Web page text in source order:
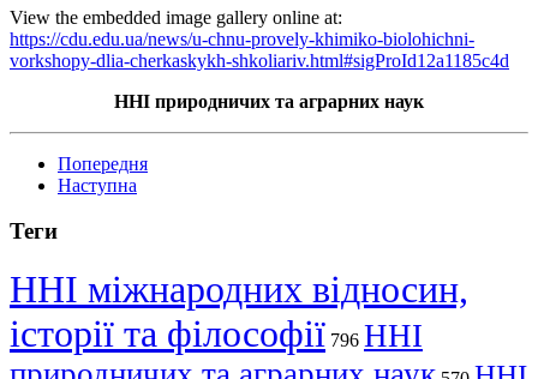
View the embedded image gallery online at:
https://cdu.edu.ua/news/u-chnu-provely-khimiko-biolohichni-
vorkshopy-dlia-cherkaskykh-shkoliariv.html#sigProId12a1185c4d
ННІ природничих та аграрних наук
Попередня
Наступна
Теги
ННІ міжнародних відносин,
історії та філософії 796 ННІ